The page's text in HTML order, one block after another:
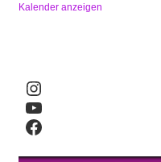
Kalender anzeigen
Instagram
YouTube
Facebook